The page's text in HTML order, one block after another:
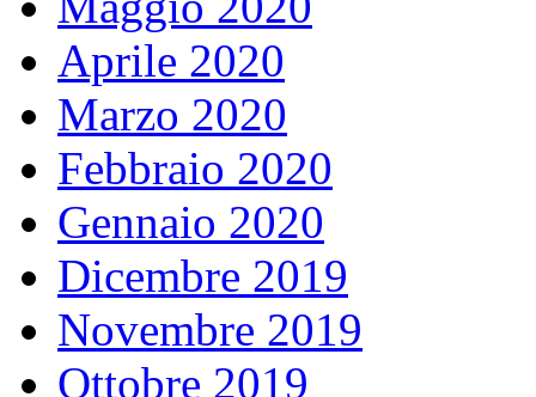
Aprile 2020
Marzo 2020
Febbraio 2020
Gennaio 2020
Dicembre 2019
Novembre 2019
Ottobre 2019